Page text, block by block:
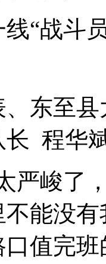
“战斗
东至县
长 程华
严峻了
能没
口值完